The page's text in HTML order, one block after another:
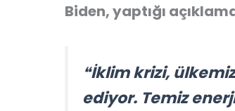
Biden, yaptığı
❝İklim krizi,
ediyor. Temiz